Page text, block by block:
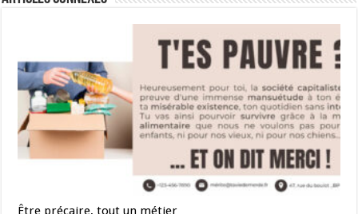
Être précaire, tout un métier